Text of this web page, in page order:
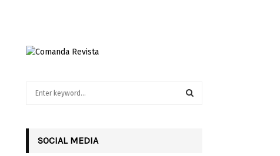
SOCIAL MEDIA